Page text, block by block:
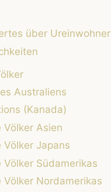
über Ureinwohner
Australiens
(Kanada)
Völker Asien
Völker Japans
Völker Südamerikas
Völker Nordamerikas